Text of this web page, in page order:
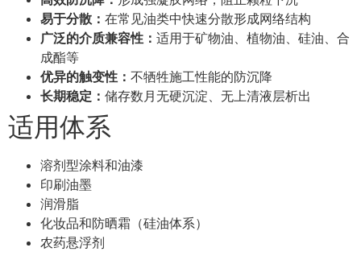
易于分散： 在常见油类中快速分散形成网络结构
广泛的介质兼容性： 适用于矿物油、植物油、硅油、合
成酯等
优异的触变性： 不牺牲施工性能的防沉降
长期稳定： 储存数月无硬沉淀、无上清液层析出
适用体系
溶剂型涂料和油漆
印刷油墨
润滑脂
化妆品和防晒霜（硅油体系）
农药悬浮剂